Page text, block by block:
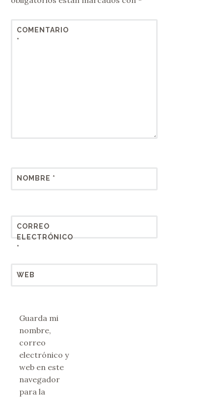
COMENTARIO
*
NOMBRE *
CORREO
ELECTRÓNICO
*
WEB
Guarda mi
nombre,
correo
electrónico y
web en este
navegador
para la